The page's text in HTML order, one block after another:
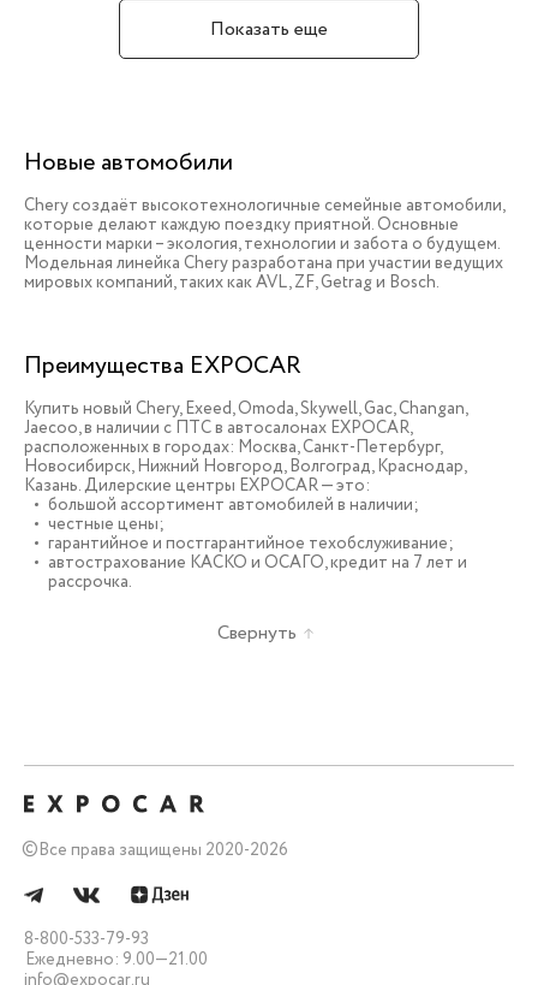
Показать еще
Новые автомобили
Chery создаёт высокотехнологичные семейные автомобили,
которые делают каждую поездку приятной. Основные
ценности марки – экология, технологии и забота о будущем.
Модельная линейка Chery разработана при участии ведущих
мировых компаний, таких как AVL, ZF, Getrag и Bosch.
Преимущества EXPOCAR
Купить новый Chery, Exeed, Omoda, Skywell, Gac, Changan,
Jaecoo, в наличии c ПТС в автосалонах EXPOCAR,
расположенных в городах: Москва, Санкт-Петербург,
Новосибирск, Нижний Новгород, Волгоград, Краснодар,
Казань. Дилерские центры EXPOCAR — это:
большой ассортимент автомобилей в наличии;
честные цены;
гарантийное и постгарантийное техобслуживание;
автострахование КАСКО и ОСАГО, кредит на 7 лет и
рассрочка.
Свернуть
©Все права защищены 2020-2026
8-800-533-79-93
Ежедневно: 9.00—21.00